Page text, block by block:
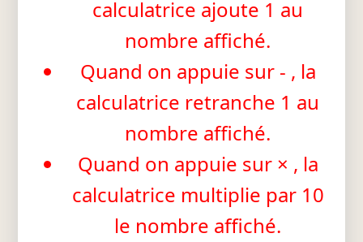
calculatrice ajoute 1 au
nombre affiché.
Quand on appuie sur - , la
calculatrice retranche 1 au
nombre affiché.
Quand on appuie sur × , la
calculatrice multiplie par 10
le nombre affiché.